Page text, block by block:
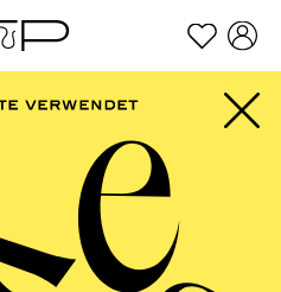
Zum Footer springen
2026